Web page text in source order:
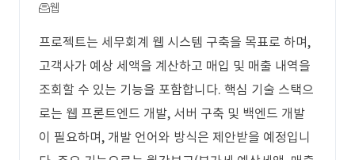
웹
프로젝트는 세무회계 웹 시스템 구축을 목표로 하며,
고객사가 예상 세액을 계산하고 매입 및 매출 내역을
조회할 수 있는 기능을 포함합니다. 핵심 기술 스택으
로는 웹 프론트엔드 개발, 서버 구축 및 백엔드 개발
이 필요하며, 개발 언어와 방식은 제안받을 예정입니